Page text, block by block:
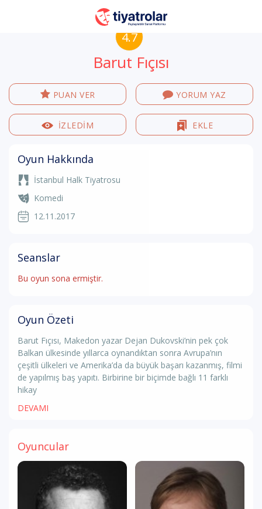
4.7
Barut Fıçısı
PUAN VER YORUM YAZ
İZLEDİM EKLE
Oyun Hakkında
İstanbul Halk Tiyatrosu
Komedi
12.11.2017
Seanslar
Bu oyun sona ermiştir.
Oyun Özeti
Barut Fıçısı, Makedon yazar Dejan Dukovski’nin pek çok
Balkan ülkesinde yıllarca oynandıktan sonra Avrupa’nın
çeşitli ülkeleri ve Amerika’da da büyük başarı kazanmış, filmi
de yapılmış baş yapıtı. Birbirine bir biçimde bağlı 11 farklı
hikay
DEVAMI
Oyuncular